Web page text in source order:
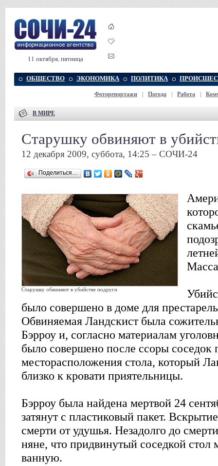
11 октября, пятница
ОБЩЕСТВО ЭКОНОМИКА ПОЛИТИКА
Фоторепортажи Погода Работа
В МИРЕ
Старушку обвиняют в
12 декабря 2009, суббота, 14:25 – СОЧИ-24
Поделиться…
Старушку обвиняют в убийстве подруги
было совершено в доме для
Обвиняемая Ландскист была
Бэрроу и, согласно материалам
было совершено после ссоры соседок
месторасположения стола, который
близко к кровати приятельницы.
Бэрроу была найдена мертвой 24
затянут с пластиковый пакет.
смерти от удушья. Незадолго до
няне, что придвинутый соседкой стол
ванную.